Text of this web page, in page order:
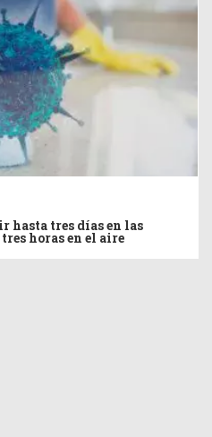
hasta tres días en las
horas en el aire